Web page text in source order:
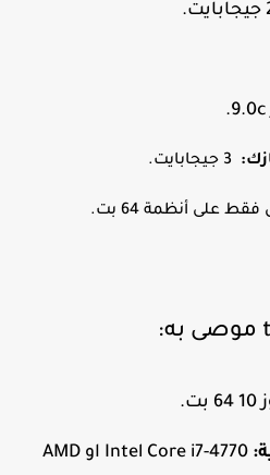
3 جيجابايت.
أنظمة 64 بت.
Intel Core i7-4770 او AMD